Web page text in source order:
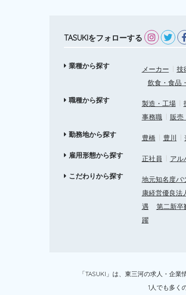
TASUKIをフォローする
業種から探す メーカー 技
飲食・食品
職種から探す
製造・工場
事務職
販売
勤務地から探す
豊橋 豊川
雇用形態から探す
正社員 アル
こだわりから探す
地元知名度バ
康経営優良法
遇
第二新卒
躍
「TASUKI」は、東三河の求人・企
1人でも多く